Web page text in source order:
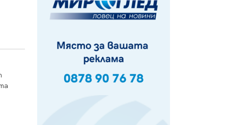
Феновете на "Миньор"
превземат Разлог
Ремонтът на ул. "Ален мак" в
Перник е в заключителен етап